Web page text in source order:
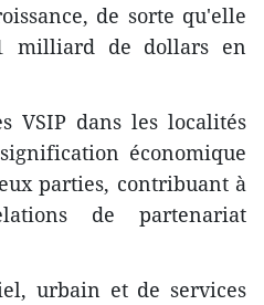
de sorte qu'elle
milliard de dollars en
VSIP dans les localités
économique
parties, contribuant à
de partenariat
urbain et de services